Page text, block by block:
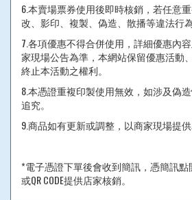
6.本賣場票券使用後即時核銷，若任意
改、影印、複製、偽造、散播等違法行
7.各項優惠不得合併使用，詳細優惠內
家現場公告為準，本網站保留優惠活動
終止本活動之權利。
8.本憑證重複印製使用無效，如涉及偽
追究。
9.商品如有更新或調整，以商家現場提供
*電子憑證下單後會收到簡訊，憑簡訊
或QR CODE提供店家核銷。